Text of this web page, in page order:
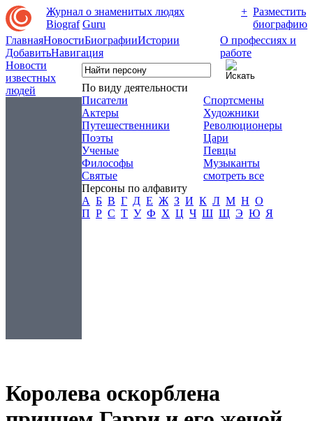
Журнал о знаменитых людях
Biograf Guru
+ Разместить
биографию
ГлавнаяНовостиБиографииИстории
ДобавитьНавигация
О профессиях и
работе
Новости
известных
людей
По виду деятельности
Писатели
Актеры
Путешественники
Поэты
Ученые
Философы
Святые
Спортсмены
Художники
Революционеры
Цари
Певцы
Музыканты
смотреть все
Персоны по алфавиту
А Б В Г Д Е Ж З И К Л М Н О
П Р С Т У Ф Х Ц Ч Ш Щ Э Ю Я
Королева оскорблена